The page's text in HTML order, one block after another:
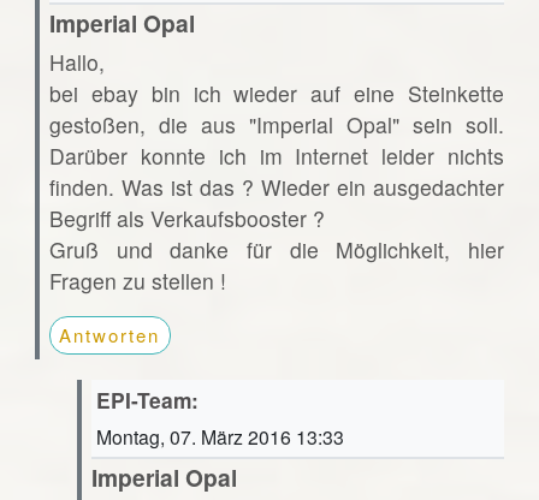
Imperial Opal
Hallo,
bei ebay bin ich wieder auf eine Steinkette
gestoßen, die aus "Imperial Opal" sein soll.
Darüber konnte ich im Internet leider nichts
finden. Was ist das ? Wieder ein ausgedachter
Begriff als Verkaufsbooster ?
Gruß und danke für die Möglichkeit, hier
Fragen zu stellen !
Antworten
EPI-Team:
Montag, 07. März 2016 13:33
Imperial Opal